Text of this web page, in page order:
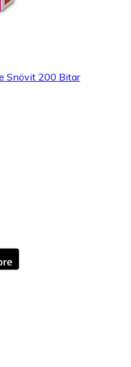
Snövit 200 Bitar